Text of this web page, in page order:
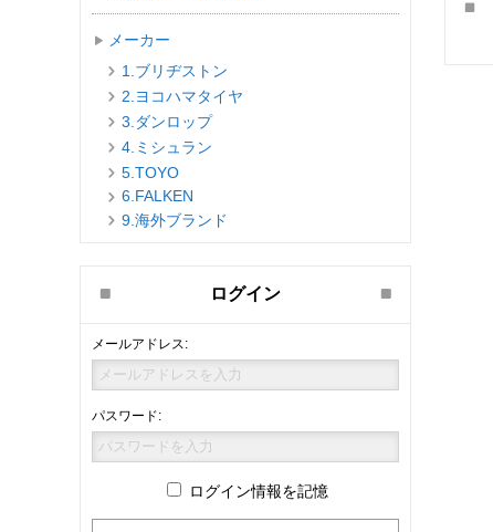
メーカー
1.ブリヂストン
2.ヨコハマタイヤ
3.ダンロップ
4.ミシュラン
5.TOYO
6.FALKEN
9.海外ブランド
ログイン
メールアドレス:
パスワード:
ログイン情報を記憶